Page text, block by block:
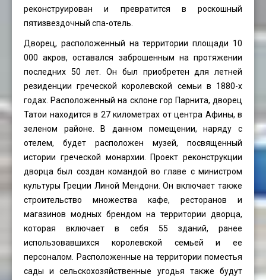
реконструирован и превратится в роскошный
пятизвездочный спа-отель.
Дворец, расположенный на территории площади 10
000 акров, оставался заброшенным на протяжении
последних 50 лет. Он был приобретен для летней
резиденции греческой королевской семьи в 1880-х
годах. Расположенный на склоне гор Парнита, дворец
Татои находится в 27 километрах от центра Афины, в
зеленом районе. В данном помещении, наряду с
отелем, будет расположен музей, посвященный
истории греческой монархии. Проект реконструкции
дворца был создан командой во главе с министром
культуры Греции Линой Мендони. Он включает также
строительство множества кафе, ресторанов и
магазинов модных брендом на территории дворца,
которая включает в себя 55 зданий, ранее
использовавшихся королевской семьей и ее
персоналом. Расположенные на территории поместья
сады и сельскохозяйственные угодья также будут